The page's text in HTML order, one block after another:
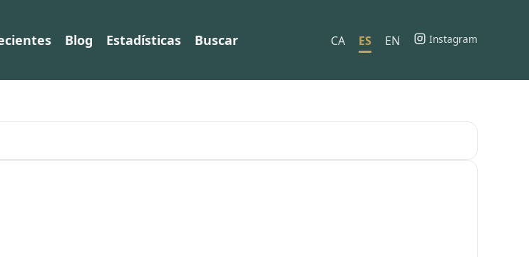
Blog Estadísticas Buscar CA ES EN Instagram